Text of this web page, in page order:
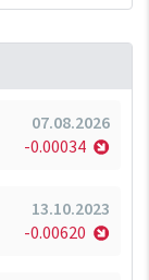
07.08.2026
-0.00034
13.10.2023
-0.00620